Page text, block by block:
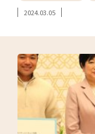
2024.03.05